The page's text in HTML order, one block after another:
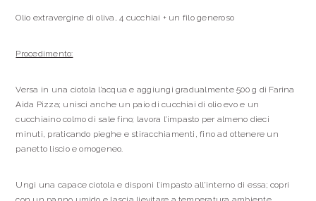
Olio extravergine di oliva, 4 cucchiai + un filo generoso
Procedimento:
Versa in una ciotola l’acqua e aggiungi gradualmente 500 g di Farina
Aida Pizza; unisci anche un paio di cucchiai di olio evo e un
cucchiaino colmo di sale fino; lavora l’impasto per almeno dieci
minuti, praticando pieghe e stiracchiamenti, fino ad ottenere un
panetto liscio e omogeneo.
Ungi una capace ciotola e disponi l’impasto all’interno di essa; copri